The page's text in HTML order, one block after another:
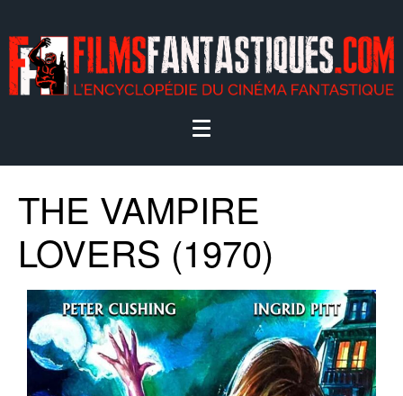
THE VAMPIRE
LOVERS (1970)